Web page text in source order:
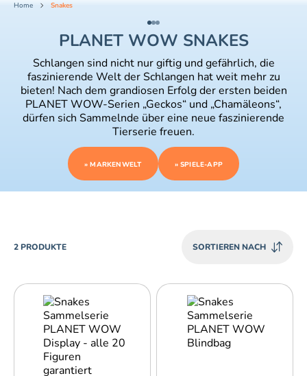
Home Snakes
PLANET WOW SNAKES
Schlangen sind nicht nur giftig und gefährlich, die
faszinierende Welt der Schlangen hat weit mehr zu
bieten! Nach dem grandiosen Erfolg der ersten beiden
PLANET WOW-Serien „Geckos“ und „Chamäleons“,
dürfen sich Sammelnde über eine neue faszinierende
Tierserie freuen.
» MARKENWELT » SPIELE-APP
PRODUCTS
2 PRODUKTE SORTIEREN NACH